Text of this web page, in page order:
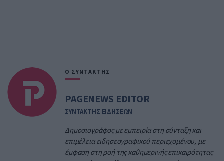
Ο ΣΥΝΤΑΚΤΗΣ
PAGENEWS EDITOR
ΣΥΝΤΑΚΤΗΣ ΕΙΔΗΣΕΩΝ
Δημοσιογράφος με εμπειρία στη σύνταξη και
επιμέλεια ειδησεογραφικού περιεχομένου, με
έμφαση στη ροή της καθημερινής επικαιρότητας